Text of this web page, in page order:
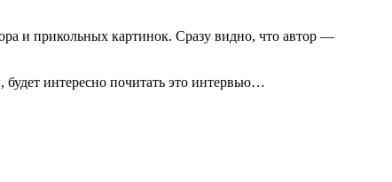
и прикольных картинок. Сразу видно, что автор —
будет интересно почитать это интервью…